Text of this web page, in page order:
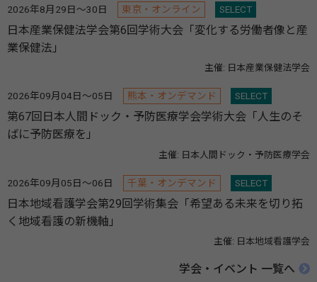
2026年8月29日～30日 東京・オンライン SELECT
日本産業保健法学会第6回学術大会「変化する労働者像と産
業保健法」
主催: 日本産業保健法学会
2026年09月04日～05日 熊本・オンデマンド SELECT
第67回日本人間ドック・予防医療学会学術大会「人生のそ
ばに予防医療を」
主催: 日本人間ドック・予防医療学会
2026年09月05日～06日 千葉・オンデマンド SELECT
日本地域看護学会第29回学術集会「希望ある未来を切り拓
く地域看護の新機軸」
主催: 日本地域看護学会
学会・イベント 一覧へ